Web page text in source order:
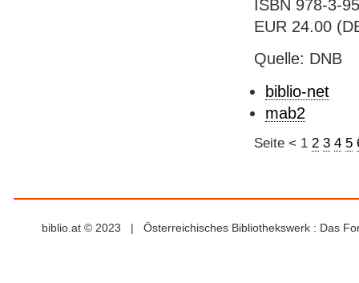
ISBN 978-3-
EUR 24.00
Quelle: DNB
biblio-net
mab2
Seite < 1 2 3 4 5
biblio.at © 2023 | Österreichisches Bibliothekswerk : Das